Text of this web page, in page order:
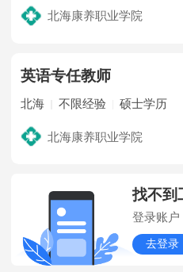
北海康养职业学院
英语专任教师
北海 不限经验 硕士学历
北海康养职业学院
找不到
登录账户
去登录